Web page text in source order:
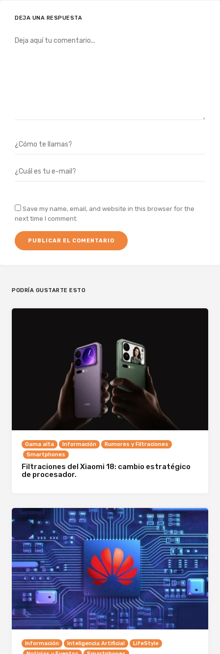
DEJA UNA RESPUESTA
Save my name, email, and website in this browser for the
next time I comment.
PODRÍA GUSTARTE ESTO
Gama alta Información
Rumores y Filtraciones
Smartphones
Filtraciones del Xiaomi 18: cambio estratégico
de procesador.
Información Inteligencia Artificial
LifeStyle